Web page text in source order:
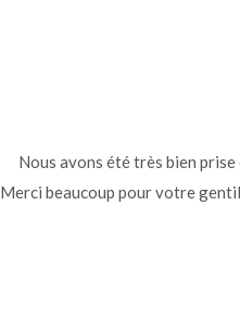
Nous avons été très bien
Merci beaucoup pour votre